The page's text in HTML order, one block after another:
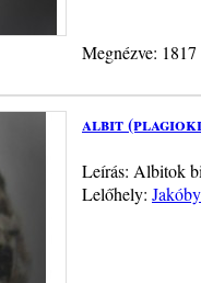
Megnézve:
albit
Leírás: Albitok
Lelőhely: